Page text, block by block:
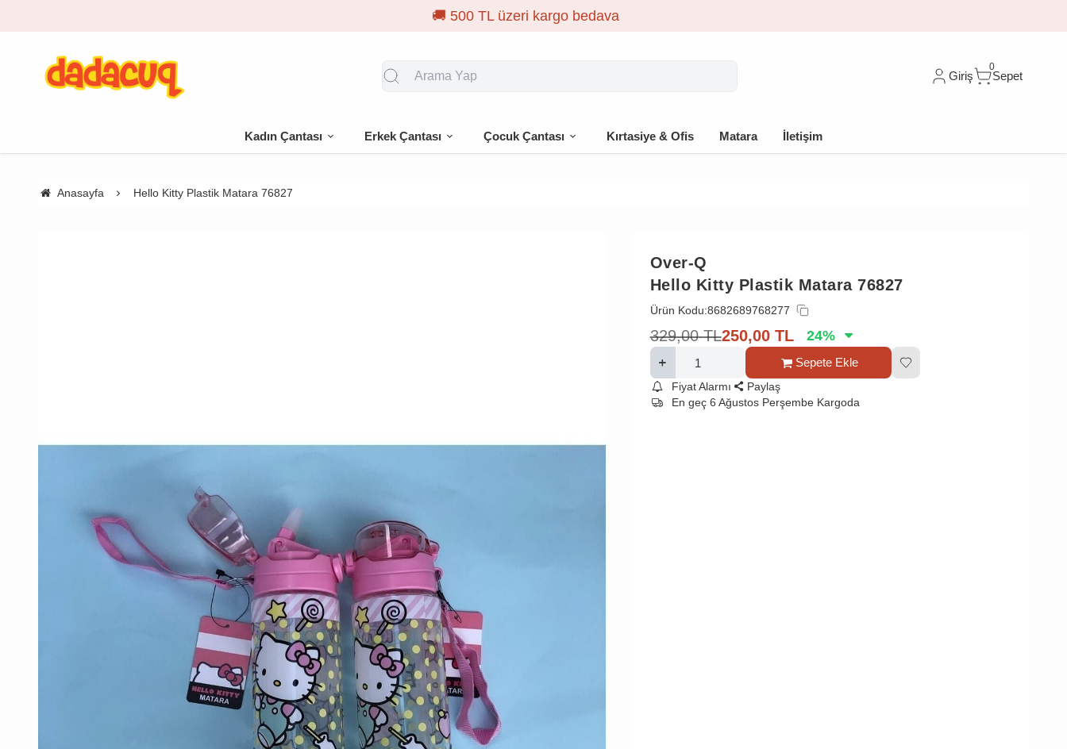
🎁 İlk siparişe %10 indirim
Giriş
0
Sepet
Kadın Çantası Erkek Çantası Çocuk Çantası Kırtasiye & Ofis Matara İletişim
Anasayfa Hello Kitty Plastik Matara 76827
Over-Q
Hello Kitty Plastik Matara 76827
Ürün Kodu:8682689768277
329,00 TL250,00 TL 24%
Sepete Ekle
Fiyat Alarmı
Paylaş
En geç 6 Ağustos Perşembe Kargoda